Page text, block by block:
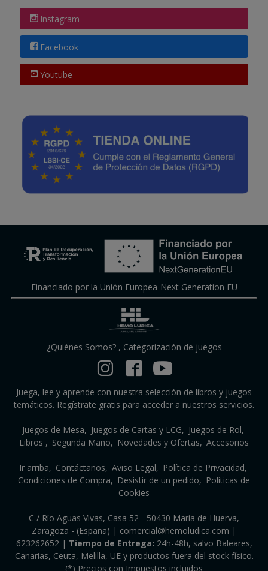
Instagram
Facebook
Youtube
Financiado por la Unión Europea-Next Generation EU
¿Quiénes Somos?, Categorización de juegos
Juega, lee y aprende con nuestra selección de libros y juegos
temáticos. Regístrate gratis para acceder a nuestros servicios.
Juegos de Mesa Juegos de Cartas y LCG
Juegos de Rol
Libros
Segunda Mano Novedades y Ofertas Accesorios
Ir arriba Contáctanos Aviso Legal
Política de Privacidad
Condiciones de Compra
Desistir de un pedido
Políticas de
Cookies
C / Río Aguas Vivas, Casa 52 - 50430 María de Huerva,
Zaragoza - (España) | comercial@hemoludica.com |
623262652 | Tiempo de Entrega: 24h-48h, salvo Baleares,
Canarias, Ceuta, Melilla, UE y productos fuera del stock físico.
(*) Precios con Impuestos incluidos